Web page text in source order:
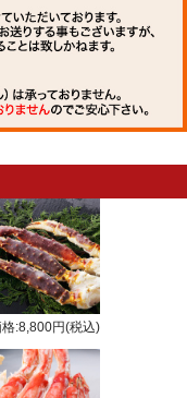
:8,800円(税込)